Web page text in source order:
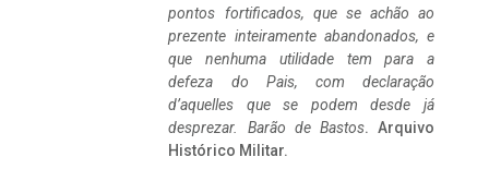
pontos fortificados, que se achão ao
prezente inteiramente abandonados, e
que nenhuma utilidade tem para a
defeza do Pais, com declaração
d’aquelles que se podem desde já
desprezar. Barão de Bastos. Arquivo
Histórico Militar.